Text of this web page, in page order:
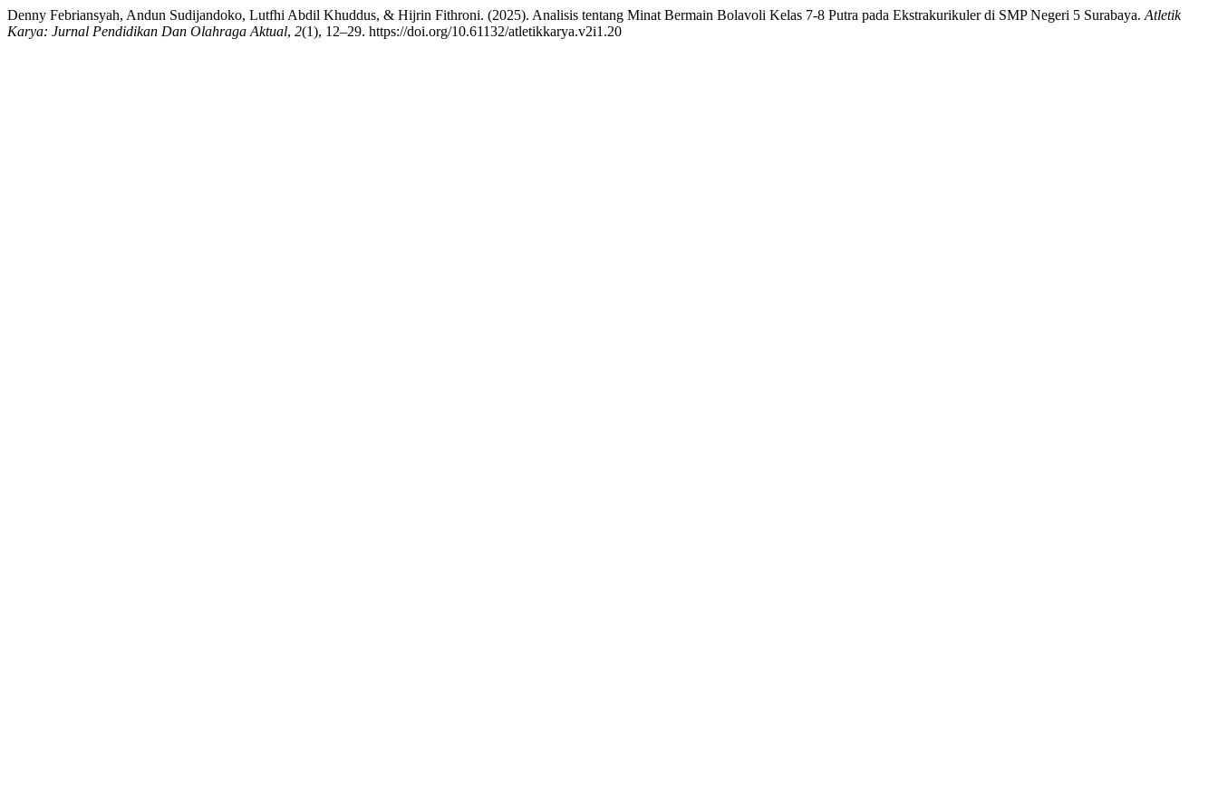
Denny Febriansyah, Andun Sudijandoko, Lutfhi Abdil Khuddus, & Hijrin Fithroni. (2025). Analisis tentang Minat Bermain Bolavoli Kelas 7-8 Putra pada Ekstrakurikuler di SMP Negeri 5 Surabaya. Atletik
Karya: Jurnal Pendidikan Dan Olahraga Aktual, 2(1), 12–29. https://doi.org/10.61132/atletikkarya.v2i1.20